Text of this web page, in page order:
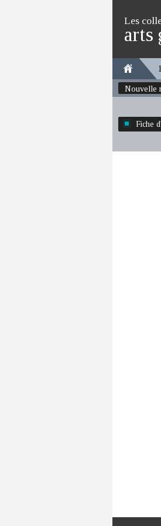
Les
arts
Nouvelle
Fiche